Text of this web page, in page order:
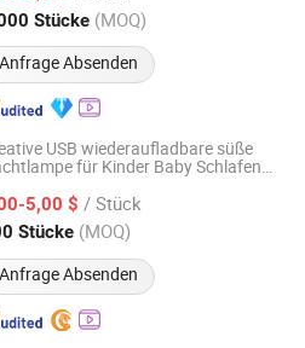
Stücke (MOQ)
Anfrage Absenden
Seit 2024
USB wiederaufladbare süße
für Kinder Baby Schlafen
5,00 $ / Stück
Stücke (MOQ)
Anfrage Absenden
Co., Ltd.
Seit 2022